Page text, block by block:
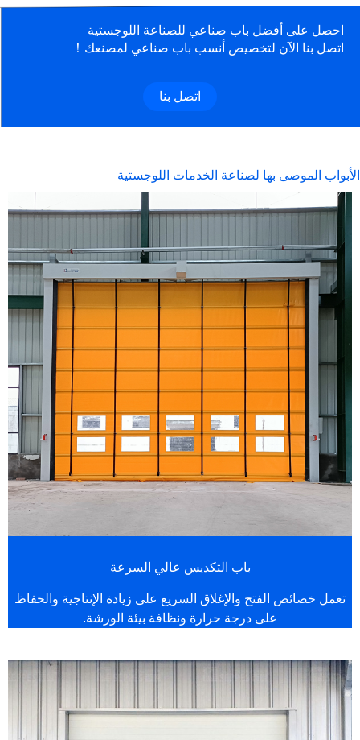
احصل على أفضل باب صناعي للصناعة اللوجستية
اتصل بنا الآن لتخصيص أنسب باب صناعي لمصنعك！
اتصل بنا
الأبواب الموصى بها لصناعة الخدمات اللوجستية
باب التكديس عالي السرعة
تعمل خصائص الفتح والإغلاق السريع على زيادة الإنتاجية والحفاظ
على درجة حرارة ونظافة بيئة الورشة.